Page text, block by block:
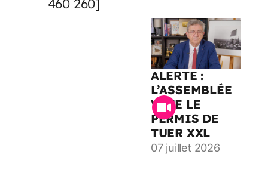
ALERTE :
L’ASSEMBLÉE
VOTE LE
PERMIS DE
TUER XXL
07 juillet 2026